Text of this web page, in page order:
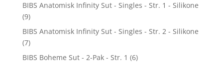
BIBS Anatomisk Infinity Sut - Singles - Str. 1 - Silikone
(9)
BIBS Anatomisk Infinity Sut - Singles - Str. 2 - Silikone
(7)
BIBS Boheme Sut - 2-Pak - Str. 1 (6)